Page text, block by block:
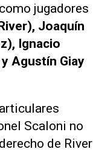
jugadores
Joaquín
Ignacio
Agustín Giay
Scaloni no
de River